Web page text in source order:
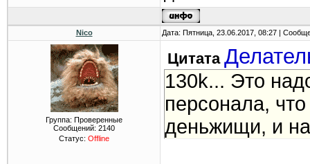
Nico Дата: Пятница, 23.06.2017, 08:27 |
Группа: Проверенные
Сообщений: 2140
Статус: Offline
Цитата
130k... Это
персонала,
деньжищи, и